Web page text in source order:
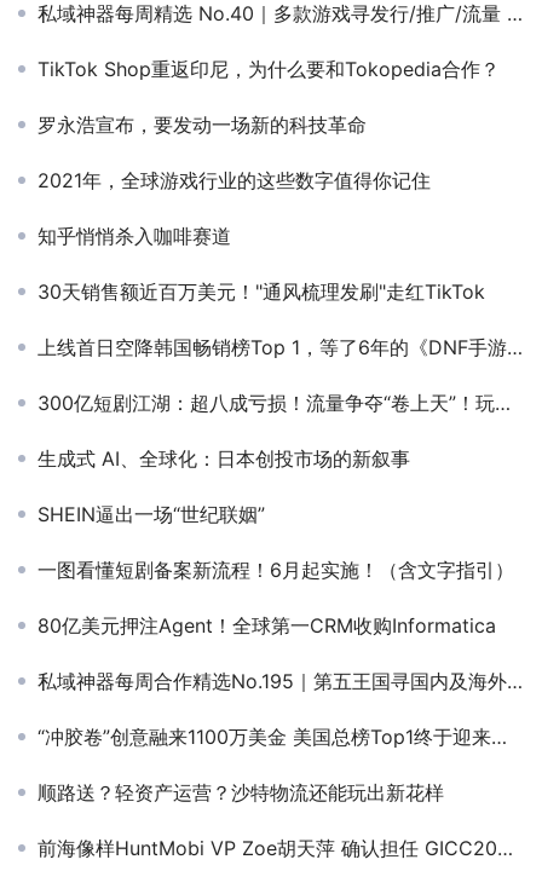
私域神器每周精选 No.40｜多款游戏寻发行/推广/流量 寻求海外原创小说版权
TikTok Shop重返印尼，为什么要和Tokopedia合作？
罗永浩宣布，要发动一场新的科技革命
2021年，全球游戏行业的这些数字值得你记住
知乎悄悄杀入咖啡赛道
30天销售额近百万美元！"通风梳理发刷"走红TikTok
上线首日空降韩国畅销榜Top 1，等了6年的《DNF手游》成功了吗？
300亿短剧江湖：超八成亏损！流量争夺“卷上天”！玩家探寻变现新模式
生成式 AI、全球化：日本创投市场的新叙事
SHEIN逼出一场“世纪联姻”
一图看懂短剧备案新流程！6月起实施！（含文字指引）
80亿美元押注Agent！全球第一CRM收购Informatica
私域神器每周合作精选No.195｜第五王国寻国内及海外合作；寻找支付资源；找支付代理商；AI工具变现
“冲胶卷”创意融来1100万美金 美国总榜Top1终于迎来新社交App
顺路送？轻资产运营？沙特物流还能玩出新花样
前海像样HuntMobi VP Zoe胡天萍 确认担任 GICC2025丨第六届全球互联网产业CEO大会主峰会圆桌嘉宾！